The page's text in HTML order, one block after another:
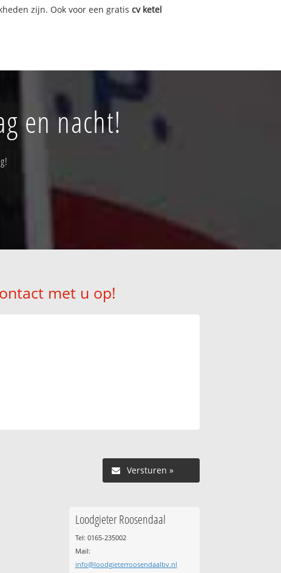
zijn. Ook voor een gratiscv ketel
en nacht!
met u op!
Versturen »
Loodgieter Roosendaal
Tel: 0165-235002
Mail:
info@loodgieterroosendaalbv.nl